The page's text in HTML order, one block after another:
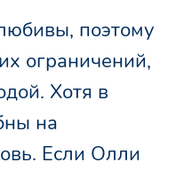
поэтому
ограничений,
Хотя в
на
Если Олли